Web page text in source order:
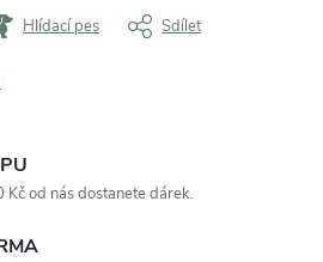
Hlídací pes Sdílet
od nás dostanete dárek.